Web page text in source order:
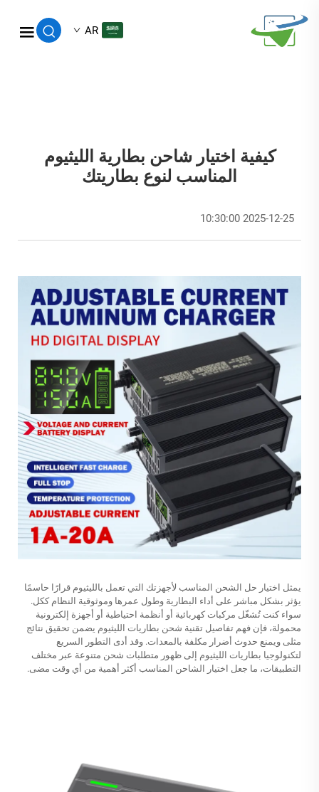
AR
كيفية اختيار شاحن بطارية الليثيوم
المناسب لنوع بطاريتك
2025-12-25 10:30:00
يمثل اختيار حل الشحن المناسب لأجهزتك التي تعمل بالليثيوم قرارًا حاسمًا
يؤثر بشكل مباشر على أداء البطارية وطول عمرها وموثوقية النظام ككل.
سواء كنت تُشغّل مركبات كهربائية أو أنظمة احتياطية أو أجهزة إلكترونية
محمولة، فإن فهم تفاصيل تقنية شحن بطاريات الليثيوم يضمن تحقيق نتائج
مثلى ويمنع حدوث أضرار مكلفة بالمعدات. وقد أدى التطور السريع
لتكنولوجيا بطاريات الليثيوم إلى ظهور متطلبات شحن متنوعة عبر مختلف
التطبيقات، ما جعل اختيار الشاحن المناسب أكثر أهمية من أي وقت مضى.